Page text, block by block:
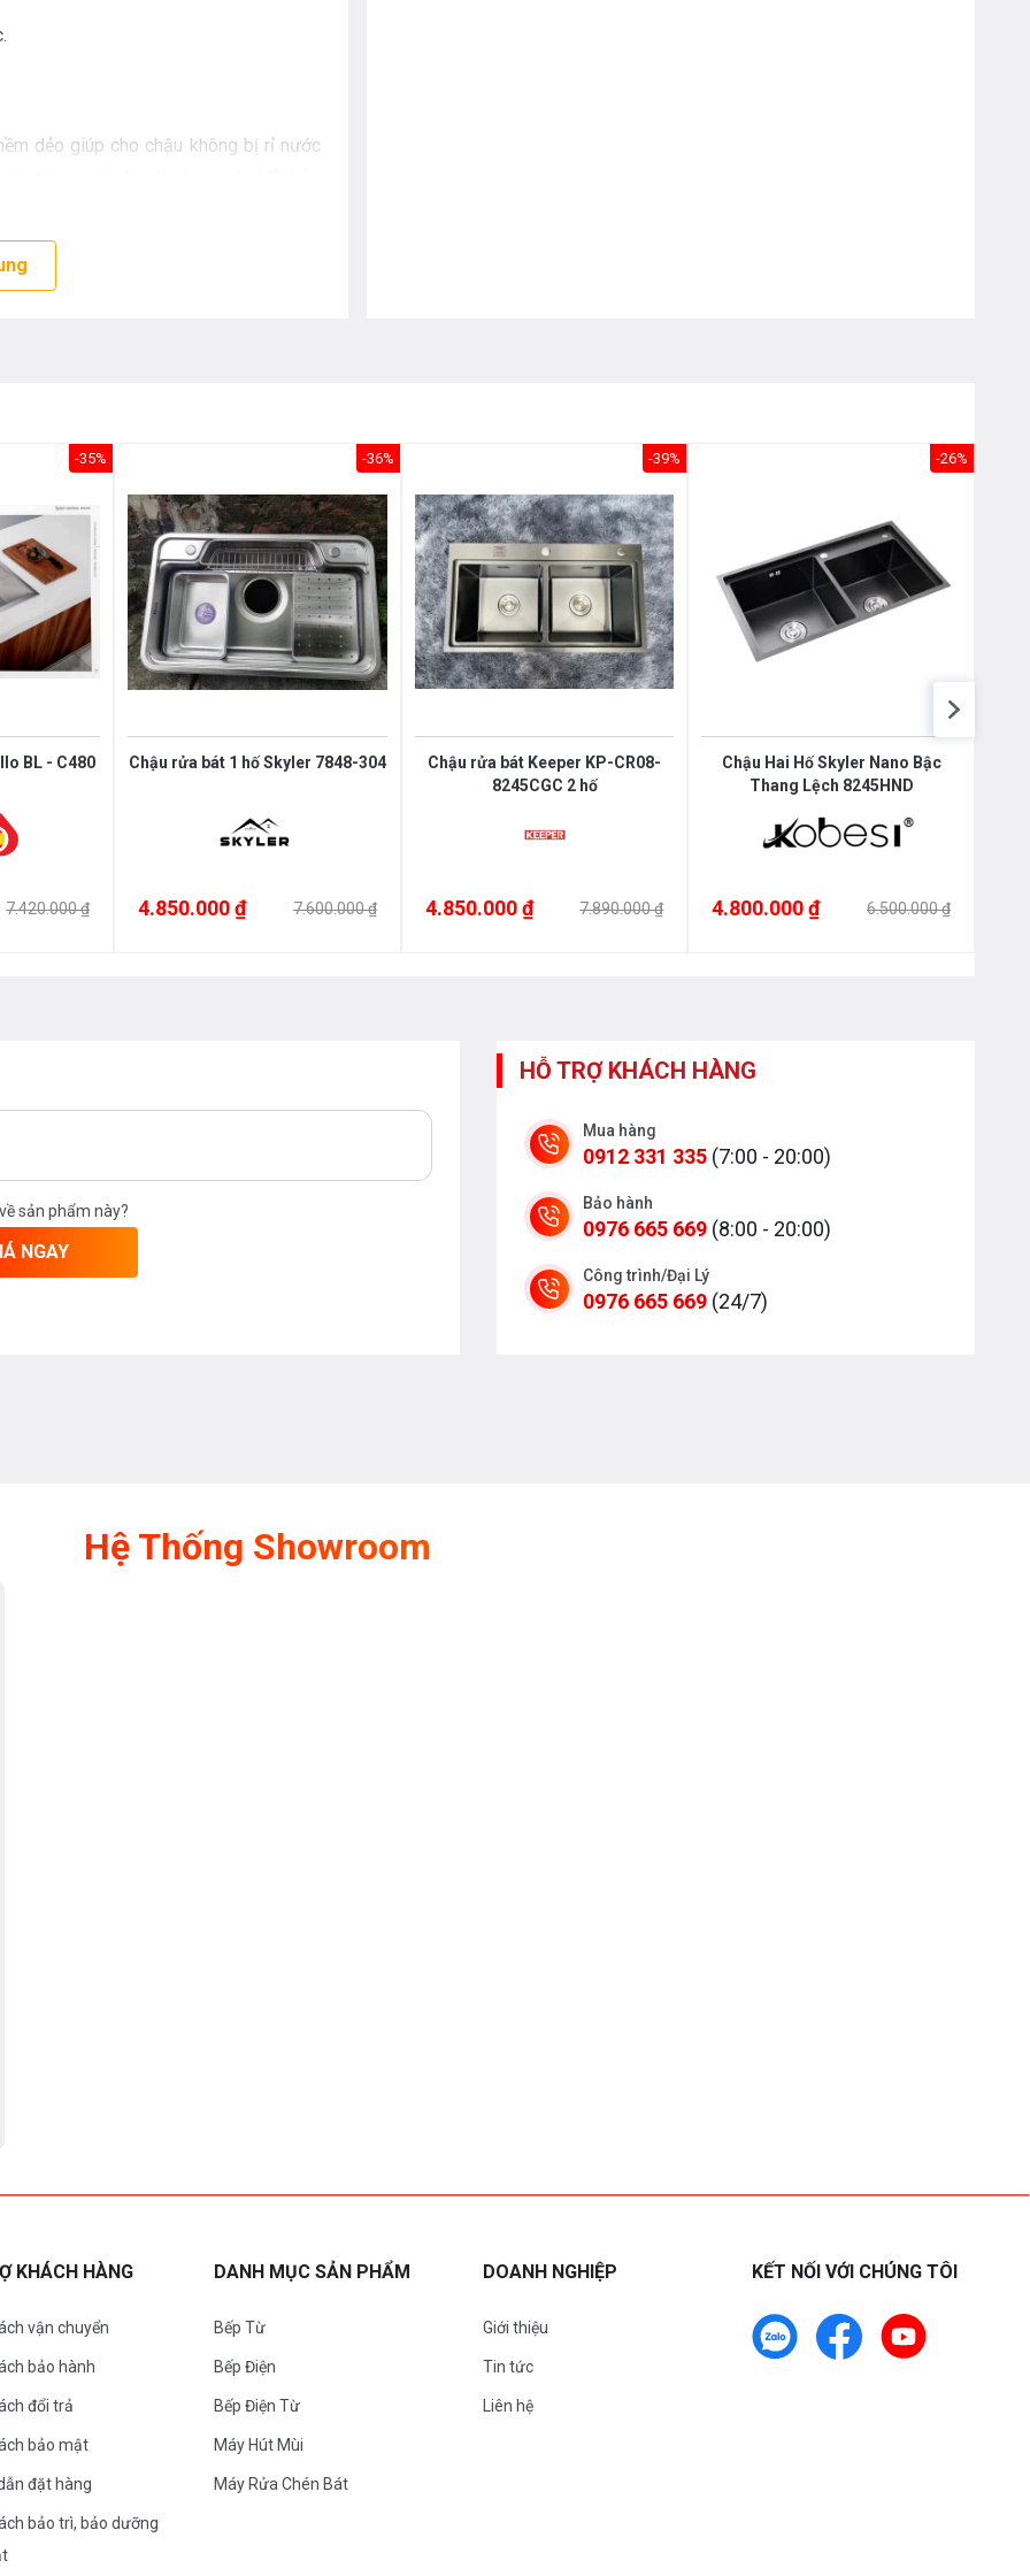
dẻo giúp cho chậu không bị rỉ nước
bạn như một khu nghỉ dưỡng
còn cảm thấy khó chịu như sử dụng
Hàn Quốc, bộ
như các sản phẩm thiết bị phòng
tôi theo
hotline 0976665669 -
chỉ hệ thống của Bếp an toàn để
chúng tôi!
-35%
BL - C480
7.420.000 ₫
-36%
Chậu rửa bát 1 hố Skyler 7848-304
4.850.000 ₫ 7.600.000 ₫
-39%
Chậu rửa bát Keeper KP-CR08-
8245CGC 2 hố
4.850.000 ₫ 7.890.000 ₫
-26%
Chậu Hai Hố Skyler Nano Bậc
Thang Lệch 8245HND
4.800.000 ₫ 6.500.000 ₫
sản phẩm này?
NGAY
HỖ TRỢ KHÁCH HÀNG
Mua hàng
0912 331 335 (7:00 - 20:00)
Bảo hành
0976 665 669 (8:00 - 20:00)
Công trình/Đại Lý
0976 665 669 (24/7)
Hệ Thống Showroom
KHÁCH HÀNG
vận chuyển
bảo hành
đổi trả
bảo mật
đặt hàng
bảo trì, bảo dưỡng
DANH MỤC SẢN PHẨM
Bếp Từ
Bếp Điện
Bếp Điện Từ
Máy Hút Mùi
Máy Rửa Chén Bát
DOANH NGHIỆP
Giới thiệu
Tin tức
Liên hệ
KẾT NỐI VỚI CHÚNG TÔI